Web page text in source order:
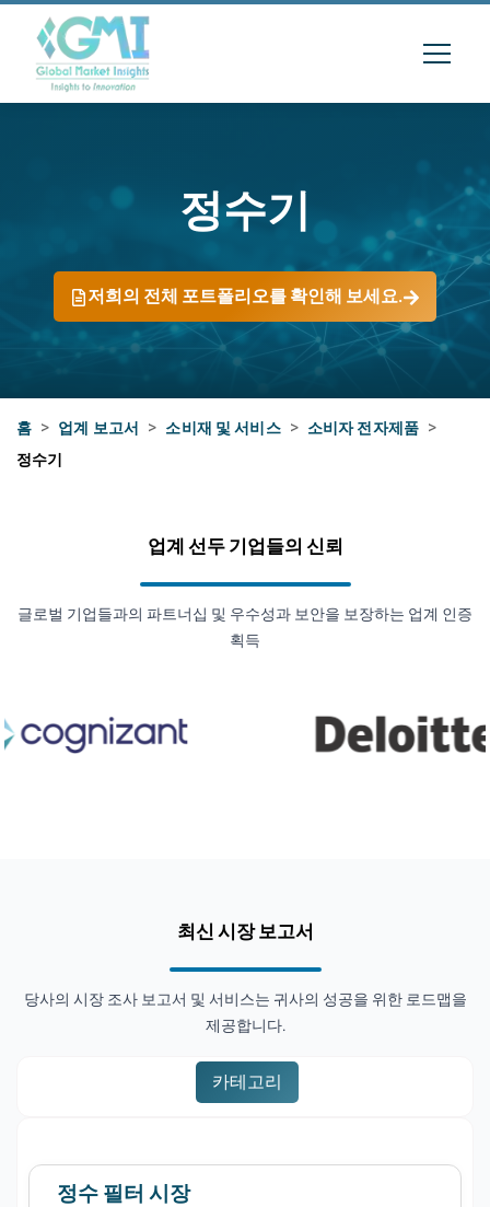
정수기
저희의 전체 포트폴리오를 확인해 보세요.
홈 > 업계 보고서 > 소비재 및 서비스 > 소비자 전자제품 >
정수기
업계 선두 기업들의 신뢰
글로벌 기업들과의 파트너십 및 우수성과 보안을 보장하는 업계 인증
획득
최신 시장 보고서
당사의 시장 조사 보고서 및 서비스는 귀사의 성공을 위한 로드맵을
제공합니다.
카테고리
정수 필터 시장